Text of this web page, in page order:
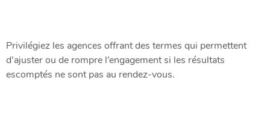
Privilégiez les agences offrant des termes qui permettent
d’ajuster ou de rompre l’engagement si les résultats
escomptés ne sont pas au rendez-vous.